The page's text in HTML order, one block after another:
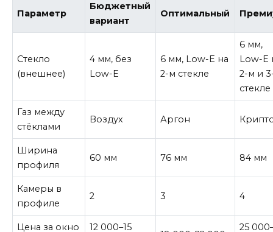
Параметр
Бюджетный
вариант
Оптимальный
Стекло
(внешнее)
4 мм, без
Low-E
6 мм, Low-E на
2-м стекле
6 мм,
Low-E
2-м и
стекле
Газ между
стёклами
Воздух Аргон
Ширина
профиля
60 мм 76 мм 84 мм
Камеры в
профиле
2 3 4
Цена за окно
12 000–15
25